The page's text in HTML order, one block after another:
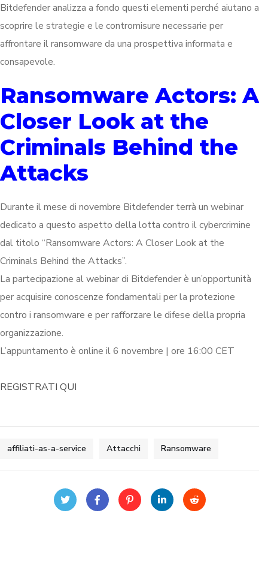
Bitdefender analizza a fondo questi elementi perché aiutano a
scoprire le strategie e le contromisure necessarie per
affrontare il ransomware da una prospettiva informata e
consapevole.
Ransomware Actors: A
Closer Look at the
Criminals Behind the
Attacks
Durante il mese di novembre Bitdefender terrà un webinar
dedicato a questo aspetto della lotta contro il cybercrimine
dal titolo “Ransomware Actors: A Closer Look at the
Criminals Behind the Attacks”.
La partecipazione al webinar di Bitdefender è un’opportunità
per acquisire conoscenze fondamentali per la protezione
contro i ransomware e per rafforzare le difese della propria
organizzazione.
L’appuntamento è online il 6 novembre | ore 16:00 CET
REGISTRATI QUI
affiliati-as-a-service Attacchi Ransomware